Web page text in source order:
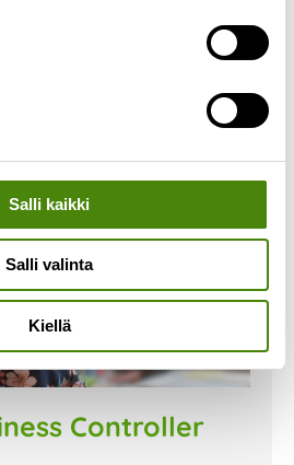
Salli kaikki
Salli valinta
Kiellä
Controller